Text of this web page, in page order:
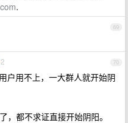
.
69
70
2
户用不上，一大群人就开始阴
，都不求证直接开始阴阳。